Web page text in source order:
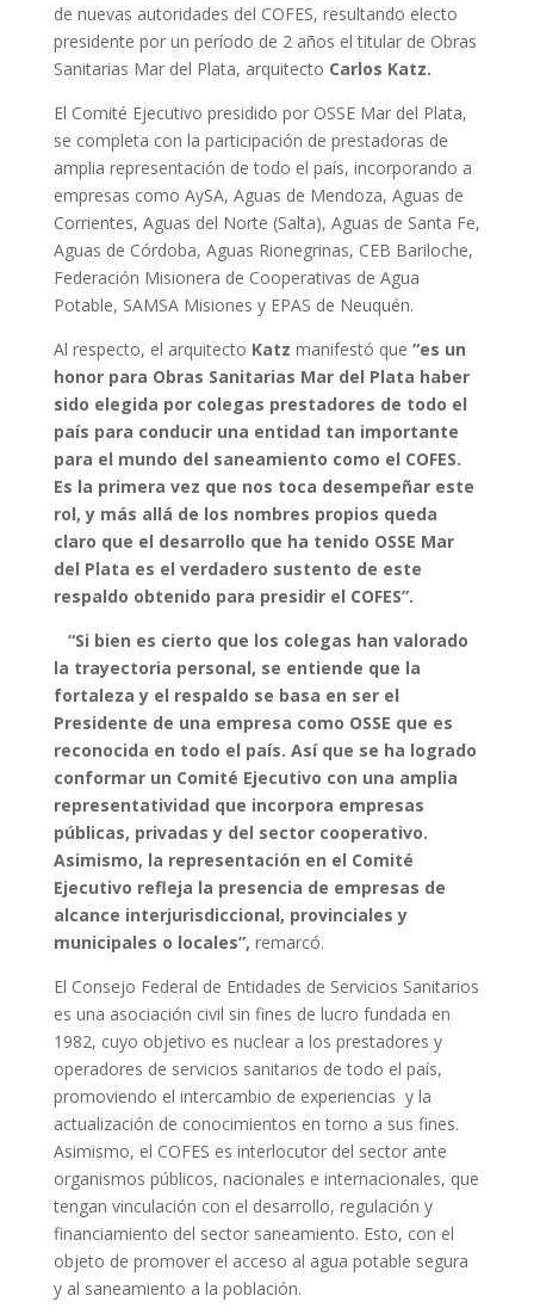
de nuevas autoridades del COFES, resultando electo
presidente por un período de 2 años el titular de Obras
Sanitarias Mar del Plata, arquitecto Carlos Katz.
El Comité Ejecutivo presidido por OSSE Mar del Plata,
se completa con la participación de prestadoras de
amplia representación de todo el país, incorporando a
empresas como AySA, Aguas de Mendoza, Aguas de
Corrientes, Aguas del Norte (Salta), Aguas de Santa Fe,
Aguas de Córdoba, Aguas Rionegrinas, CEB Bariloche,
Federación Misionera de Cooperativas de Agua
Potable, SAMSA Misiones y EPAS de Neuquén.
Al respecto, el arquitecto Katz manifestó que “es un
honor para Obras Sanitarias Mar del Plata haber
sido elegida por colegas prestadores de todo el
país para conducir una entidad tan importante
para el mundo del saneamiento como el COFES.
Es la primera vez que nos toca desempeñar este
rol, y más allá de los nombres propios queda
claro que el desarrollo que ha tenido OSSE Mar
del Plata es el verdadero sustento de este
respaldo obtenido para presidir el COFES”.
“Si bien es cierto que los colegas han valorado
la trayectoria personal, se entiende que la
fortaleza y el respaldo se basa en ser el
Presidente de una empresa como OSSE que es
reconocida en todo el país. Así que se ha logrado
conformar un Comité Ejecutivo con una amplia
representatividad que incorpora empresas
públicas, privadas y del sector cooperativo.
Asimismo, la representación en el Comité
Ejecutivo refleja la presencia de empresas de
alcance interjurisdiccional, provinciales y
municipales o locales”, remarcó.
El Consejo Federal de Entidades de Servicios Sanitarios
es una asociación civil sin fines de lucro fundada en
1982, cuyo objetivo es nuclear a los prestadores y
operadores de servicios sanitarios de todo el país,
promoviendo el intercambio de experiencias y la
actualización de conocimientos en torno a sus fines.
Asimismo, el COFES es interlocutor del sector ante
organismos públicos, nacionales e internacionales, que
tengan vinculación con el desarrollo, regulación y
financiamiento del sector saneamiento. Esto, con el
objeto de promover el acceso al agua potable segura
y al saneamiento a la población.